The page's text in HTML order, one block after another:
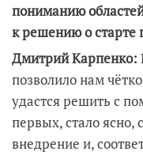
пониманию
к решению о старте
Дмитрий Карпенко:
позволило нам
удастся решить с
первых, стало ясно,
внедрение и,